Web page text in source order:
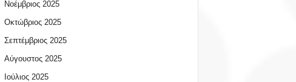
Νοέμβριος 2025
Οκτώβριος 2025
Σεπτέμβριος 2025
Αύγουστος 2025
Ιούλιος 2025